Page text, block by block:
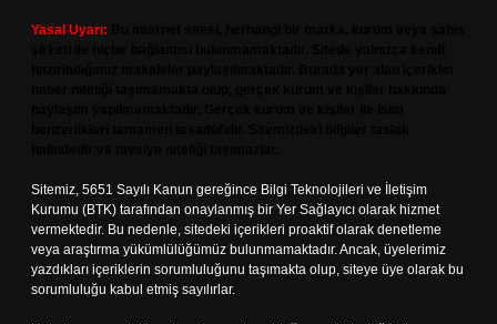
Yasal Uyarı:
Sitemiz, 5651 Sayılı Kanun gereğince Bilgi Teknolojileri ve İletişim
Kurumu (BTK) tarafından onaylanmış bir Yer Sağlayıcı olarak hizmet
vermektedir. Bu nedenle, sitedeki içerikleri proaktif olarak denetleme
veya araştırma yükümlülüğümüz bulunmamaktadır. Ancak, üyelerimiz
yazdıkları içeriklerin sorumluluğunu taşımakta olup, siteye üye olarak bu
sorumluluğu kabul etmiş sayılırlar.